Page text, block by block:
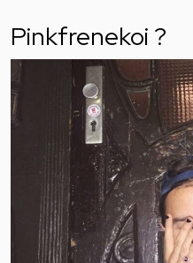
Pinkfrenekoi ?